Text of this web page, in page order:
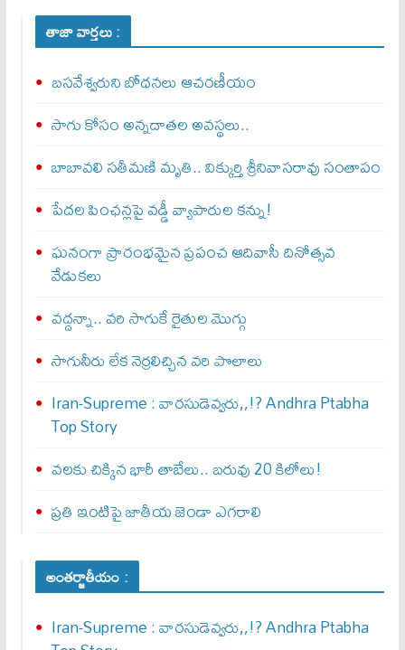
తాజా వార్తలు :
బసవేశ్వరుని బోధనలు ఆచరణీయం
సాగు కోసం అన్నదాతల అవస్థలు..
బాబావలి సతీమణి మృతి.. విక్కుర్తి శ్రీనివాసరావు సంతాపం
పేదల పింఛన్లపై వడ్డీ వ్యాపారుల కన్ను!
ఘనంగా ప్రారంభమైన ప్రపంచ ఆదివాసీ దినోత్సవ
వేడుకలు
వద్దన్నా.. వరి సాగుకే రైతుల మొగ్గు
సాగునీరు లేక నెర్రలిచ్చిన వరి పొలాలు
Iran-Supreme : వార‌సుడెవ్వ‌రు,,!? Andhra Ptabha
Top Story
వలకు చిక్కిన భారీ తాబేలు.. బరువు 20 కిలోలు!
ప్రతి ఇంటిపై జాతీయ జెండా ఎగరాలి
అంతర్జాతీయం :
Iran-Supreme : వార‌సుడెవ్వ‌రు,,!? Andhra Ptabha